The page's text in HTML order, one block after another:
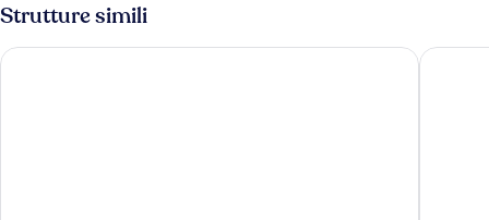
Strutture simili
Petit Palace Posada del Peine Hotel